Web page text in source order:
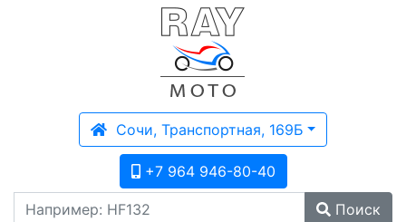
Сочи, Транспортная, 169Б
+7 964 946-80-40
Поиск